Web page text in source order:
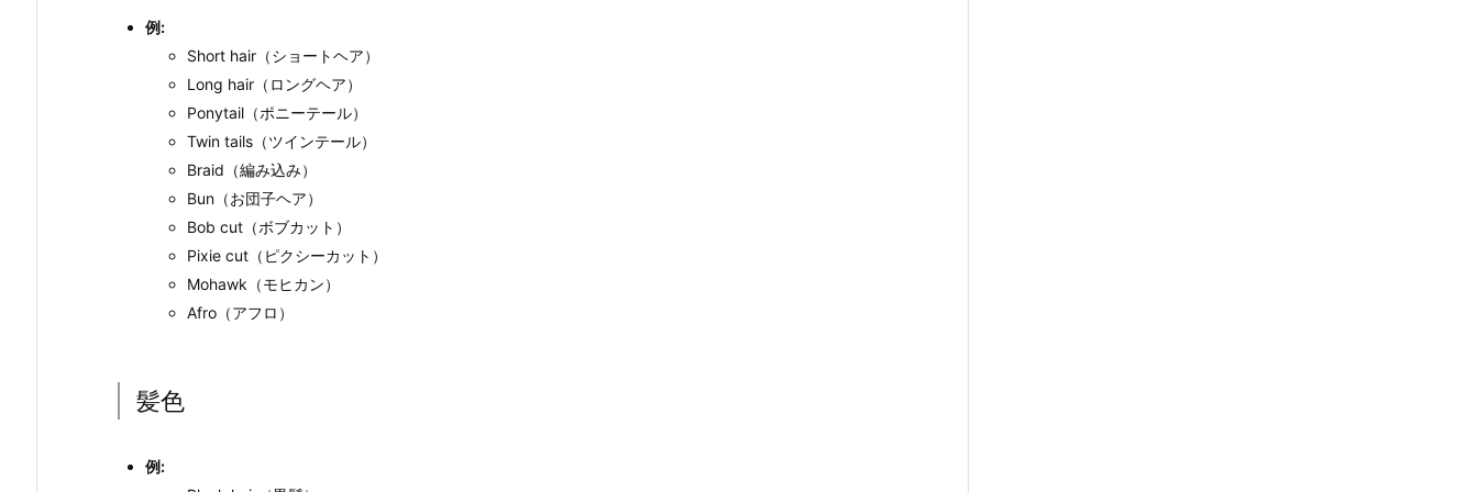
例:
Short hair（ショートヘア）
Long hair（ロングヘア）
Ponytail（ポニーテール）
Twin tails（ツインテール）
Braid（編み込み）
Bun（お団子ヘア）
Bob cut（ボブカット）
Pixie cut（ピクシーカット）
Mohawk（モヒカン）
Afro（アフロ）
髪色
例: